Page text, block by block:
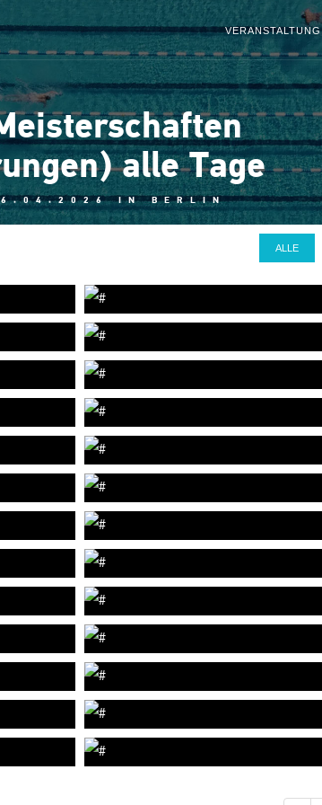
VERANSTALTUNG
alle Tage
IN BERLIN
ALLE